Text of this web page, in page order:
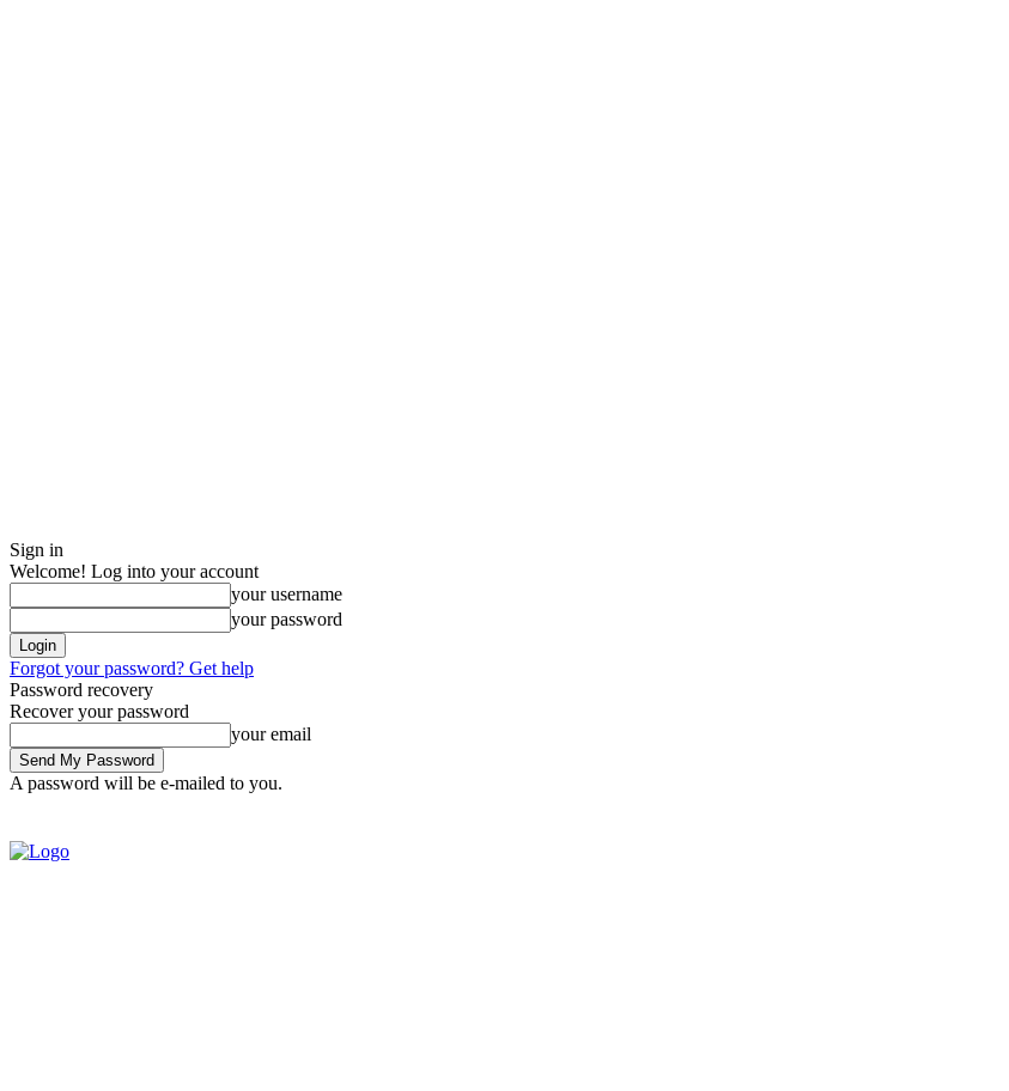
Sign in
Welcome! Log into your account
your username
your password
Forgot your password? Get help
Password recovery
Recover your password
your email
A password will be e-mailed to you.